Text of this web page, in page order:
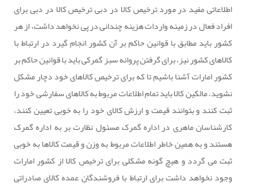
اطلاعاتی مفید در مورد ترخیص کالا در دبی ترخیص کالا در دبی برای
افراد فعال در زمینه واردات هزینه چندانی در پی نخواهد داشت، از هر
کشور باید مطابق با قوانین حاکم بر آن کشور انجام گیرد در ارتباط با
کالاهای کشور نیز، برای گرفتن پروانه سبز گمرکی باید با قوانین حاکم بر
کشور امارات آشنا باشیم تا که برای ترخیص کالاهای خود دچار مشکل
نشوید، مالکین کالا باید تمام اطلاعات مربوط به کالاهای سفارشی خود را
ثبت کنند و بتوانند قیمت و ارزش کالای خود را به خوبی تعیین کنند،
کارشناسان ماهری در اداره گمرک مسئول نظارت بر به اداره گمرک
هستند و به همین خاطر اطلاعات مربوط به وزن و قیمت کالاها به خوبی
ثبت می گردد و هیچ گونه مشکلی برای ترخیص کالا از کشور امارات
وجود نخواهد داشت برای ارتباط با فروشندگان عمده کالای صادراتی